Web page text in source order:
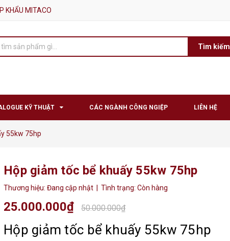
KHẨU MITACO
Tìm kiếm
KỸ THUẬT CÁC NGÀNH CÔNG NGIỆP LIÊN HỆ
55kw 75hp
Hộp giảm tốc bể khuấy 55kw 75hp
Thương hiệu:Đang cập nhật | Tình trạng:Còn hàng
25.000.000₫ 50.000.000₫
Hộp giảm tốc bể khuấy 55kw 75hp